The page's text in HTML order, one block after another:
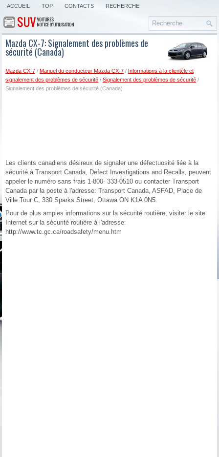
ACCUEIL TOP CONTACTS RECHERCHE
Mazda CX-7: Signalement des problèmes de
sécurité (Canada)
Mazda CX-7 /Manuel du conducteur Mazda CX-7 / Informations à la clientèle et
signalement des problèmes de sécurité /Signalement des problèmes de sécurité /
Signalement des problèmes de sécurité (Canada)
Les clients canadiens désireux de signaler une défectuosité liée à la
sécurité à Transport Canada, Defect Investigations and Recalls, peuvent
appeler le numéro sans frais 1-800- 333-0510 ou contacter Transport
Canada par la poste à l'adresse: Transport Canada, ASFAD, Place de
Ville Tour C, 330 Sparks Street, Ottawa ON K1A 0N5.
Pour de plus amples informations sur la sécurité routière, visiter le site
Internet sur la sécurité routière à l'adresse:
http://www.tc.gc.ca/roadsafety/menu.htm